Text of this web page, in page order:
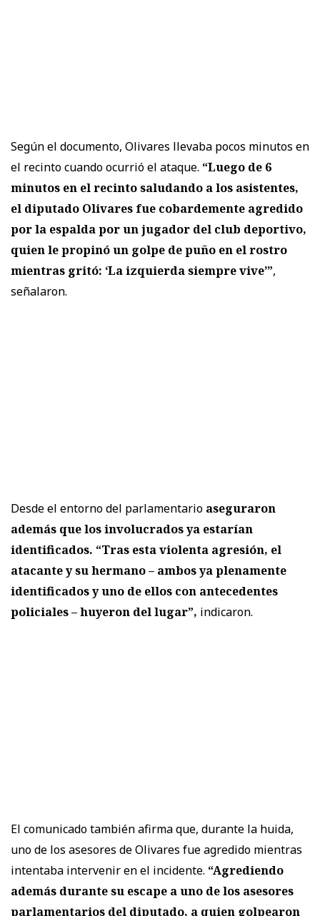
Según el documento, Olivares llevaba pocos minutos en
el recinto cuando ocurrió el ataque. “Luego de 6
minutos en el recinto saludando a los asistentes,
el diputado Olivares fue cobardemente agredido
por la espalda por un jugador del club deportivo,
quien le propinó un golpe de puño en el rostro
mientras gritó: ‘La izquierda siempre vive’”,
señalaron.
Desde el entorno del parlamentario aseguraron
además que los involucrados ya estarían
identificados. “Tras esta violenta agresión, el
atacante y su hermano – ambos ya plenamente
identificados y uno de ellos con antecedentes
policiales – huyeron del lugar”, indicaron.
El comunicado también afirma que, durante la huida,
uno de los asesores de Olivares fue agredido mientras
intentaba intervenir en el incidente. “Agrediendo
además durante su escape a uno de los asesores
parlamentarios del diputado, a quien golpearon